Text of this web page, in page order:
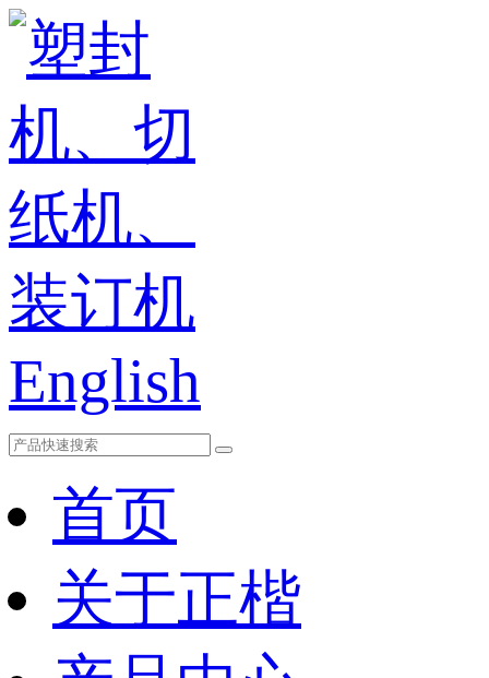
English
首页
关于正楷